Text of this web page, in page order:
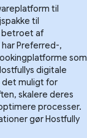
til
til
betroet af
Preferred-,
som
digitale
muligt for
skalere deres
processer.
gør Hostfully